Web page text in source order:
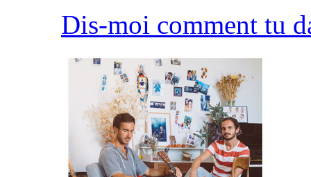
Dis-moi comment tu